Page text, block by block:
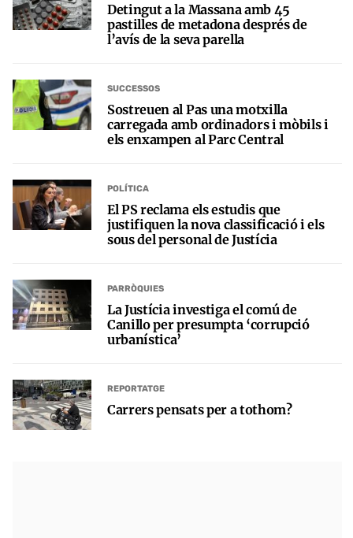
Detingut a la Massana amb 45
pastilles de metadona després de
l’avís de la seva parella
SUCCESSOS
Sostreuen al Pas una motxilla
carregada amb ordinadors i mòbils i
els enxampen al Parc Central
POLÍTICA
El PS reclama els estudis que
justifiquen la nova classificació i els
sous del personal de Justícia
PARRÒQUIES
La Justícia investiga el comú de
Canillo per presumpta ‘corrupció
urbanística’
REPORTATGE
Carrers pensats per a tothom?